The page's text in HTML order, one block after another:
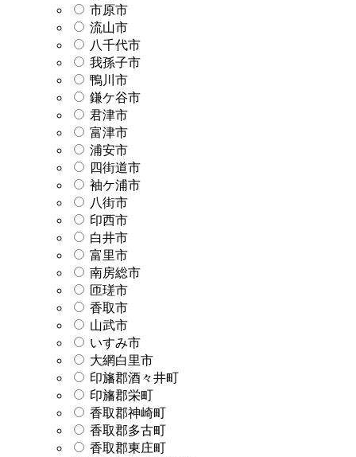
市原市
流山市
八千代市
我孫子市
鴨川市
鎌ケ谷市
君津市
富津市
浦安市
四街道市
袖ケ浦市
八街市
印西市
白井市
富里市
南房総市
匝瑳市
香取市
山武市
いすみ市
大網白里市
印旛郡酒々井町
印旛郡栄町
香取郡神崎町
香取郡多古町
香取郡東庄町